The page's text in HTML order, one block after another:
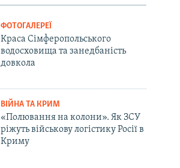
ФОТОГАЛЕРЕЇ
Краса Сімферопольського
водосховища та занедбаність
довкола
ВІЙНА ТА КРИМ
«Полювання на колони». Як ЗСУ
ріжуть військову логістику Росії в
Криму